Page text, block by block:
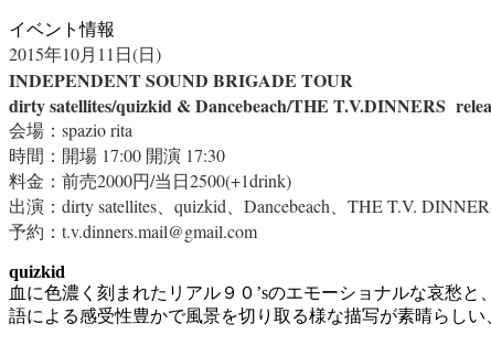
イベント情報
2015年10月11日(日)
INDEPENDENT SOUND BRIGADE TOUR
dirty satellites/quizkid & Dancebeach/THE T.V.DINNERS
会場：spazio rita
時間：開場 17:00 開演 17:30
料金：前売2000円/当日2500(+1drink)
出演：dirty satellites、quizkid、Dancebeach、THE T.V.
予約：t.v.dinners.mail@gmail.com
quizkid
血に色濃く刻まれたリアル９０’sのエモーショナルな哀愁
語による感受性豊かで風景を切り取る様な描写が素晴らし